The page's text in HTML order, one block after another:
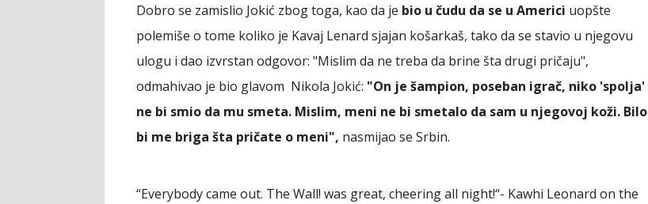
Dobro se zamislio Jokić zbog toga, kao da je bio u čudu da se u Americi uopšte
polemiše o tome koliko je Kavaj Lenard sjajan košarkaš, tako da se stavio u njegovu
ulogu i dao izvrstan odgovor: "Mislim da ne treba da brine šta drugi pričaju",
odmahivao je bio glavom Nikola Jokić: "On je šampion, poseban igrač, niko 'spolja'
ne bi smio da mu smeta. Mislim, meni ne bi smetalo da sam u njegovoj koži. Bilo
bi me briga šta pričate o meni", nasmijao se Srbin.
“Everybody came out. The Wall! was great, cheering all night!“- Kawhi Leonard on the